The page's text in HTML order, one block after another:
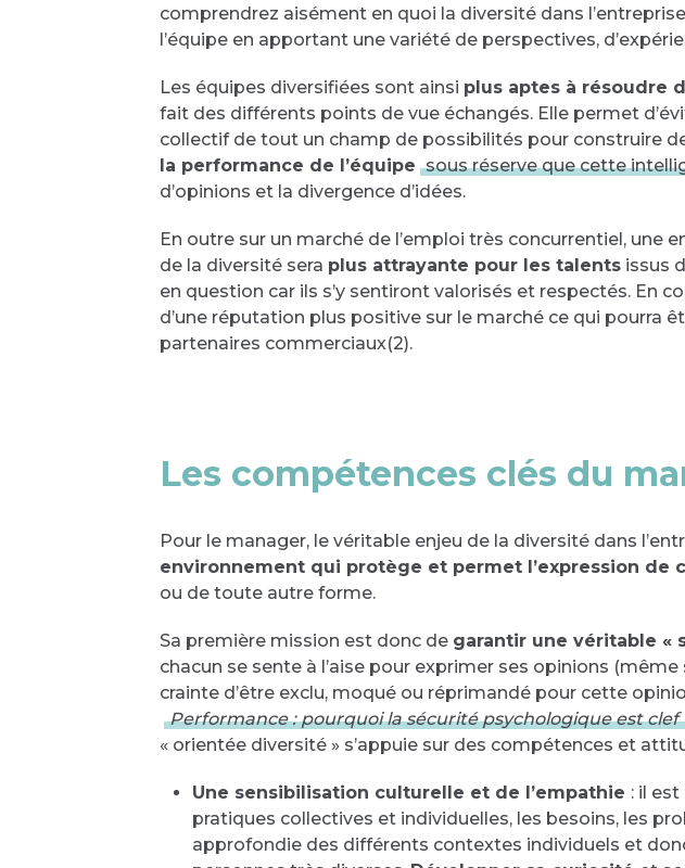
comprendrez aisément en quoi la diversité dans
l’équipe en apportant une variété de perspectives,
Les équipes diversifiées sont ainsi plus aptes à résoudre
fait des différents points de vue échangés. Elle permet
collectif de tout un champ de possibilités pour construire
la performance de l’équipe sous réserve que cette
d’opinions et la divergence d’idées.
En outre sur un marché de l’emploi très concurrentiel,
de la diversité sera plus attrayante pour les talents issus
en question car ils s’y sentiront valorisés et respectés. En
d’une réputation plus positive sur le marché ce qui pourra
partenaires commerciaux(2).
Les compétences clés du
Pour le manager, le véritable enjeu de la diversité dans
environnement qui protège et permet l’expression de
ou de toute autre forme.
Sa première mission est donc de garantir une véritable «
chacun se sente à l’aise pour exprimer ses opinions
crainte d’être exclu, moqué ou réprimandé pour cette
Performance : pourquoi la sécurité psychologique est clef
« orientée diversité » s’appuie sur des compétences et
Une sensibilisation culturelle et de l’empathie : il
pratiques collectives et individuelles, les besoins, les
approfondie des différents contextes individuels et